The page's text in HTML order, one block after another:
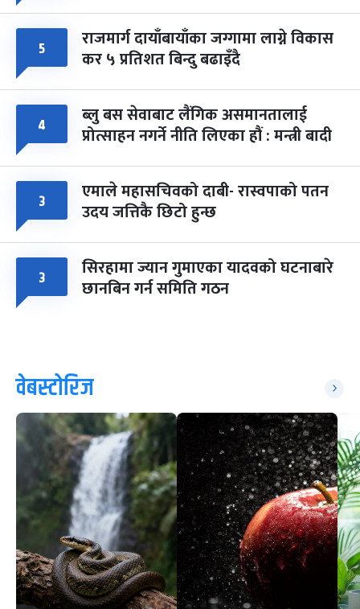
५ राजमार्ग दायाँबायाँका जग्गामा लाग्ने विकास
कर ५ प्रतिशत बिन्दु बढाइँदै
४ ब्लु बस सेवाबाट लैंगिक असमानतालाई
प्रोत्साहन नगर्ने नीति लिएका हौं : मन्त्री बादी
३ एमाले महासचिवको दाबी- रास्वपाको पतन
उदय जत्तिकै छिटो हुन्छ
३ सिरहामा ज्यान गुमाएका यादवको घटनाबारे
छानबिन गर्न समिति गठन
वेबस्टोरिज